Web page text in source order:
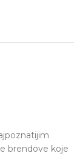
brendove koje